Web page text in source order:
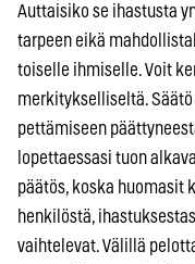
Auttaisiko se ihastusta
tarpeen eikä
toiselle ihmiselle. Voit
merkitykselliseltä.
pettämiseen
lopettaessasi tuon
päätös, koska huomasit
henkilöstä,
vaihtelevat. Välillä